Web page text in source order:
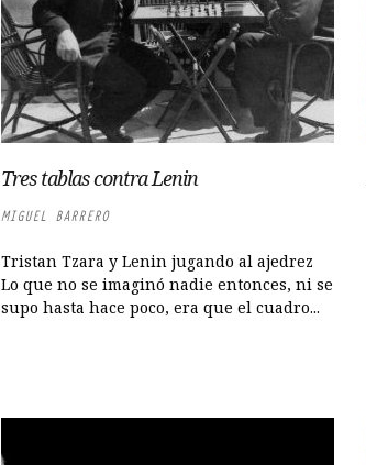
Tres tablas contra Lenin
MIGUEL BARRERO
Tristan Tzara y Lenin jugando al ajedrez
Lo que no se imaginó nadie entonces, ni se
supo hasta hace poco, era que el cuadro...